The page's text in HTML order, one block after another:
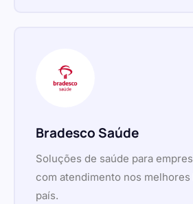
Bradesco Saúde
Soluções de saúde para
com atendimento nos
país.